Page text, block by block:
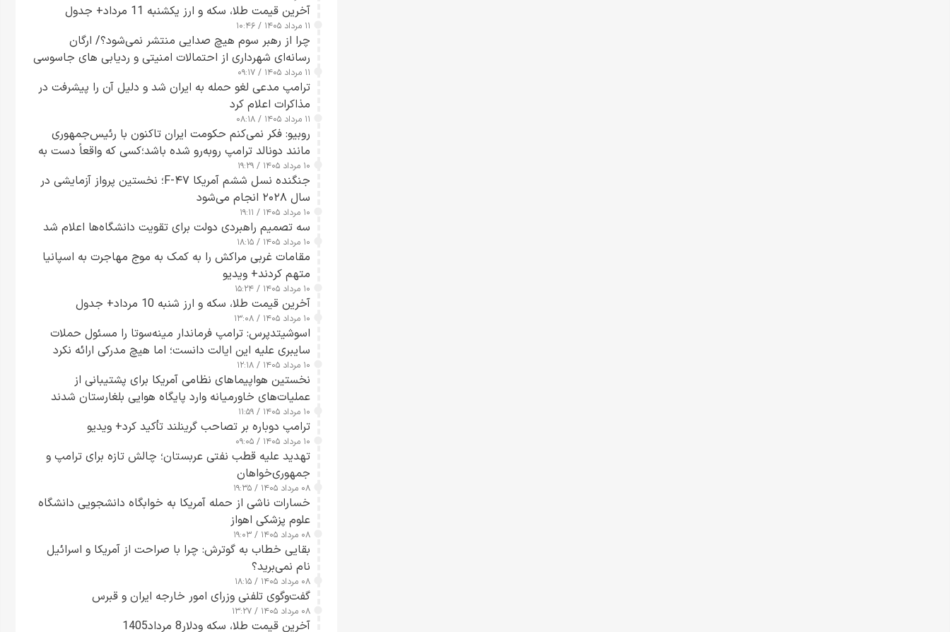
آخرین قیمت طلا، سکه و ارز یکشنبه 11 مرداد+ جدول
۱۱ مرداد ۱۴۰۵ / ۱۰:۴۶
چرا از رهبر سوم هیچ صدایی منتشر نمی‌شود؟/ ارگان
رسانه‌ای شهرداری از احتمالات امنیتی و ردیابی های جاسوسی
گفت
۱۱ مرداد ۱۴۰۵ / ۰۹:۱۷
ترامپ مدعی لغو حمله به ایران شد و دلیل آن را پیشرفت در
مذاکرات اعلام کرد
۱۱ مرداد ۱۴۰۵ / ۰۸:۱۸
روبیو: فکر نمی‌کنم حکومت ایران تاکنون با رئیس‌جمهوری
مانند دونالد ترامپ روبه‌رو شده باشد؛کسی که واقعاً دست به
اقدام می‌زند
۱۰ مرداد ۱۴۰۵ / ۱۹:۲۹
جنگنده نسل ششم آمریکا F-۴۷؛ نخستین پرواز آزمایشی در
سال ۲۰۲۸ انجام می‌شود
۱۰ مرداد ۱۴۰۵ / ۱۹:۱۱
سه تصمیم راهبردی دولت برای تقویت دانشگاه‌ها اعلام شد
۱۰ مرداد ۱۴۰۵ / ۱۸:۱۵
مقامات غربی مراکش را به کمک به موج مهاجرت به اسپانیا
متهم کردند+ ویدیو
۱۰ مرداد ۱۴۰۵ / ۱۵:۲۴
آخرین قیمت طلا، سکه و ارز شنبه 10 مرداد+ جدول
۱۰ مرداد ۱۴۰۵ / ۱۳:۰۸
اسوشیتدپرس: ترامپ فرماندار مینه‌سوتا را مسئول حملات
سایبری علیه این ایالت دانست؛ اما هیچ مدرکی ارائه نکرد
۱۰ مرداد ۱۴۰۵ / ۱۲:۱۸
نخستین هواپیماهای نظامی آمریکا برای پشتیبانی از
عملیات‌های خاورمیانه وارد پایگاه هوایی بلغارستان شدند
۱۰ مرداد ۱۴۰۵ / ۱۱:۵۹
ترامپ دوباره بر تصاحب گرینلند تأکید کرد+ ویدیو
۱۰ مرداد ۱۴۰۵ / ۰۹:۰۵
تهدید علیه قطب نفتی عربستان؛ چالش تازه برای ترامپ و
جمهوری‌خواهان
۰۸ مرداد ۱۴۰۵ / ۱۹:۳۵
خسارات ناشی از حمله آمریکا به خوابگاه دانشجویی دانشگاه
علوم پزشکی اهواز
۰۸ مرداد ۱۴۰۵ / ۱۹:۰۳
بقایی خطاب به گوترش: چرا با صراحت از آمریکا و اسرائیل
نام نمی‌برید؟
۰۸ مرداد ۱۴۰۵ / ۱۸:۱۵
گفت‌وگوی تلفنی وزرای امور خارجه ایران و قبرس
۰۸ مرداد ۱۴۰۵ / ۱۳:۲۷
آخرین قیمت طلا، سکه ودلار8 مرداد1405